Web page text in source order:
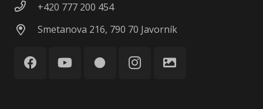
+420 777 200 454
Smetanova 216, 790 70 Javorník
circle